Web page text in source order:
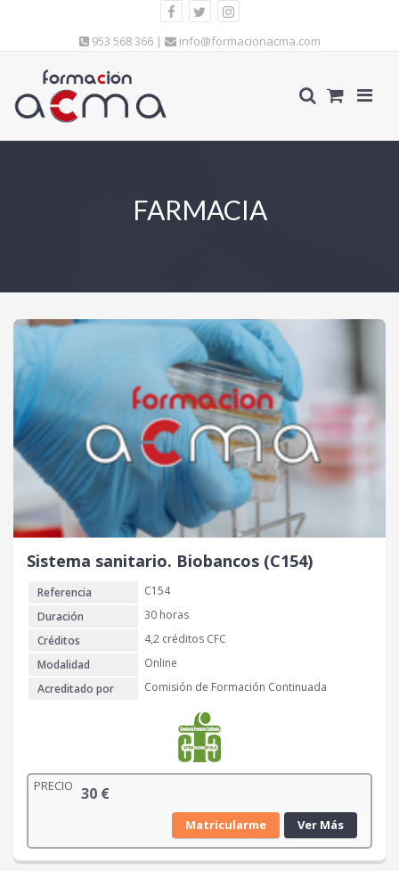
953 568 366 | info@formacionacma.com
FARMACIA
Sistema sanitario. Biobancos (C154)
Referencia
C154
Duración
30 horas
Créditos
4,2 créditos CFC
Modalidad
Online
Acreditado por
Comisión de Formación Continuada
PRECIO 30 €
Matricularme Ver Más